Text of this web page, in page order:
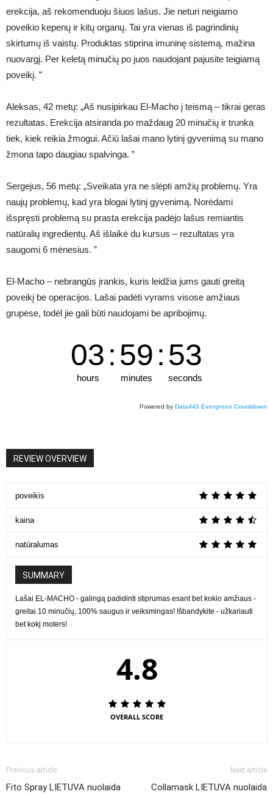
erekcija, aš rekomenduoju šiuos lašus. Jie neturi neigiamo
poveikio kepenų ir kitų organų. Tai yra vienas iš pagrindinių
skirtumų iš vaistų. Produktas stiprina imuninę sistemą, mažina
nuovargį. Per keletą minučių po juos naudojant pajusite teigiamą
poveikį. ”
Aleksas, 42 metų: „Aš nusipirkau El-Macho į teismą – tikrai geras
rezultatas. Erekcija atsiranda po maždaug 20 minučių ir trunka
tiek, kiek reikia žmogui. Ačiū lašai mano lytinį gyvenimą su mano
žmona tapo daugiau spalvinga. ”
Sergejus, 56 metų: „Sveikata yra ne slėpti amžių problemų. Yra
naujų problemų, kad yra blogai lytinį gyvenimą. Norėdami
išspręsti problemą su prasta erekcija padėjo lašus remiantis
natūralių ingredientų. Aš išlaikė du kursus – rezultatas yra
saugomi 6 mėnesius. ”
El-Macho – nebrangūs įrankis, kuris leidžia jums gauti greitą
poveikį be operacijos. Lašai padėti vyrams visose amžiaus
grupėse, todėl jie gali būti naudojami be apribojimų.
03
hours
:59
minutes
:53
seconds
Powered by Data443 Evergreen Countdown
REVIEW OVERVIEW
poveikis
kaina
natūralumas
SUMMARY
Lašai EL-MACHO - galingą padidinti stiprumas esant bet kokio amžiaus -
greitai 10 minučių, 100% saugus ir veiksmingas! Išbandykite - užkariauti
bet kokį moters!
4.8
OVERALL SCORE
Previous article
Fito Spray LIETUVA nuolaida
Next article
Collamask LIETUVA nuolaida